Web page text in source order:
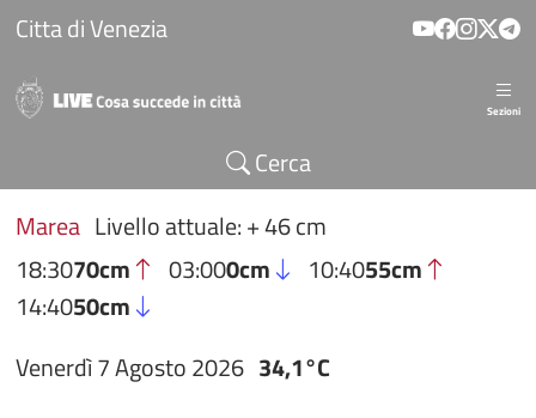
Salta al contenuto principale
Citta di Venezia
Sezioni
Cerca
Marea Livello attuale: + 46 cm
18:3070cm 03:000cm 10:4055cm
14:4050cm
Venerdì 7 Agosto 2026 34,1°C